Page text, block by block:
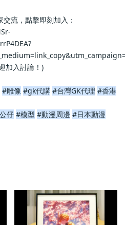
流，點擊即刻加入：
加入討論！)
#雕像 #gk代購 #台灣GK代理 #香港
仔 #模型 #動漫周邊 #日本動漫